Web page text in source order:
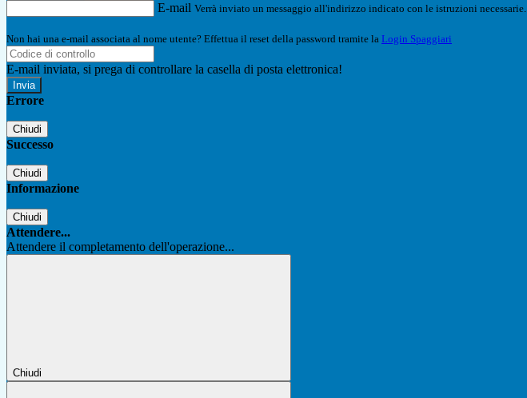
E-mail Verrà inviato un messaggio all'indirizzo indicato con le istruzioni necessarie.
Non hai una e-mail associata al nome utente? Effettua il reset della password tramite la Login Spaggiari
E-mail inviata, si prega di controllare la casella di posta elettronica!
Errore
Chiudi
Successo
Chiudi
Informazione
Chiudi
Attendere...
Attendere il completamento dell'operazione...
Chiudi